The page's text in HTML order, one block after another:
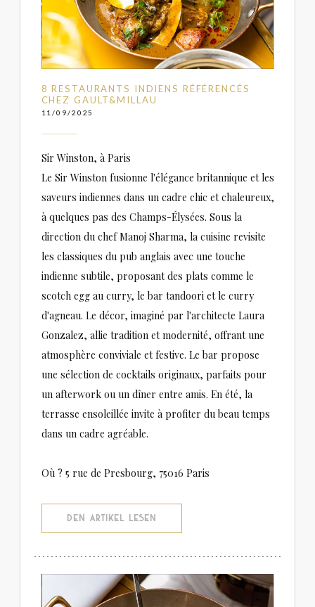
8 RESTAURANTS INDIENS RÉFÉRENCÉS
CHEZ GAULT&MILLAU
11/09/2025
Sir Winston, à Paris
Le Sir Winston fusionne l'élégance britannique et les
saveurs indiennes dans un cadre chic et chaleureux,
à quelques pas des Champs-Élysées. Sous la
direction du chef Manoj Sharma, la cuisine revisite
les classiques du pub anglais avec une touche
indienne subtile, proposant des plats comme le
scotch egg au curry, le bar tandoori et le curry
d'agneau. Le décor, imaginé par l'architecte Laura
Gonzalez, allie tradition et modernité, offrant une
atmosphère conviviale et festive. Le bar propose
une sélection de cocktails originaux, parfaits pour
un afterwork ou un dîner entre amis. En été, la
terrasse ensoleillée invite à profiter du beau temps
dans un cadre agréable.
Où ? 5 rue de Presbourg, 75016 Paris
DEN ARTIKEL LESEN